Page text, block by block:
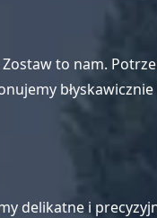
to nam.
delikatne i